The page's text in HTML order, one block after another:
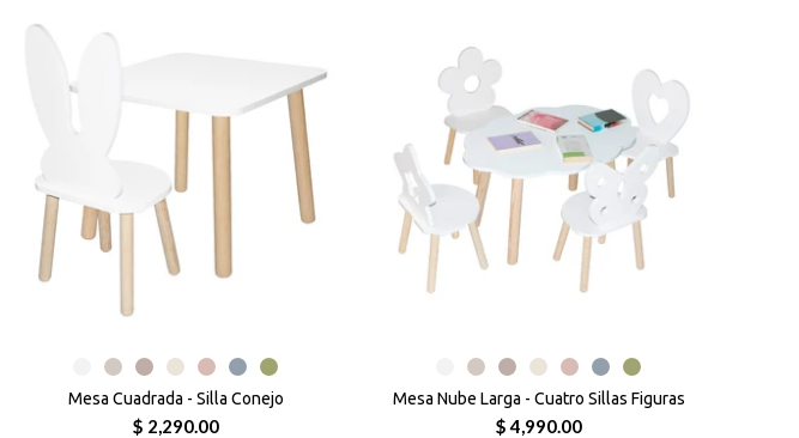
Mesa Cuadrada - Silla Conejo
$ 2,290.00
Mesa Nube Larga - Cuatro Sillas Figuras
$ 4,990.00